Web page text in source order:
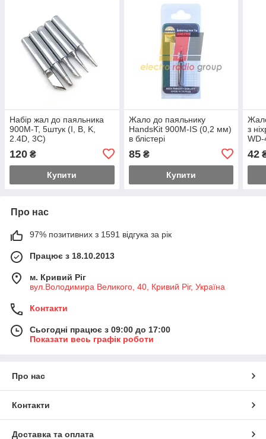
Набір жал до паяльника
900M-T, 5штук (I, B, K,
2.4D, 3C)
120 ₴
Купити
Жало до паяльнику
HandsKit 900M-IS (0,2 мм)
в блістері
85₴
Купити
з
7
42
Про нас
97% позитивних з 1591 відгука за рік
Працює з 18.10.2013
м. Кривий Ріг
вул.Володимира Великого, 40, Кривий Ріг, Україна
Контакти
Сьогодні працює з 09:00 до 17:00
Показати весь графік роботи
Про нас
Контакти
Доставка та оплата